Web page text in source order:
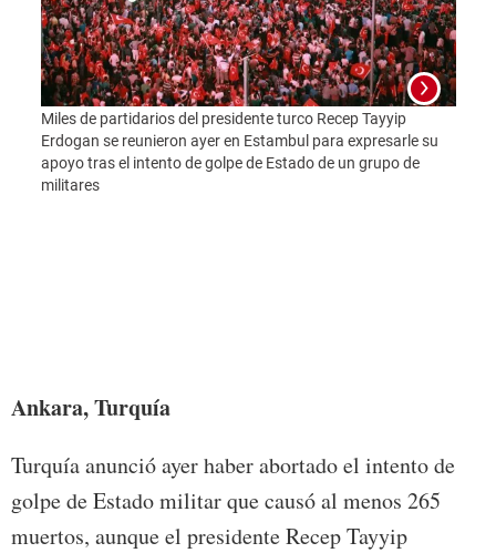
Miles de partidarios del presidente turco Recep Tayyip
Erdogan se reunieron ayer en Estambul para expresarle su
apoyo tras el intento de golpe de Estado de un grupo de
militares
Foto:
Ankara, Turquía
Turquía anunció ayer haber abortado el intento de
golpe de Estado militar que causó al menos 265
muertos, aunque el presidente Recep Tayyip